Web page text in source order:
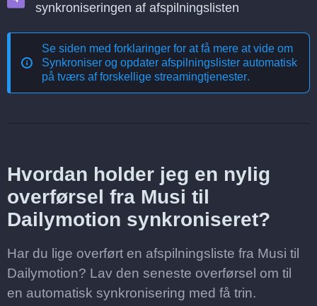
synkroniseringen af afspilningslisten
Se siden med forklaringer for at få mere at vide om
Synkroniser og opdater afspilningslister automatisk
på tværs af forskellige streamingtjenester.
Hvordan holder jeg en nylig
overførsel fra Musi til
Dailymotion synkroniseret?
Har du lige overført en afspilningsliste fra Musi til
Dailymotion? Lav den seneste overførsel om til
en automatisk synkronisering med få trin.